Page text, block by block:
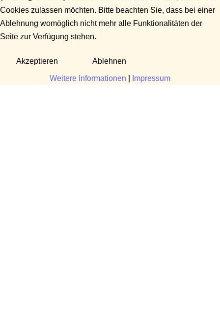
Cookies zulassen möchten. Bitte beachten Sie, dass bei einer
Ablehnung womöglich nicht mehr alle Funktionalitäten der
Seite zur Verfügung stehen.
Akzeptieren Ablehnen
Weitere Informationen Impressum